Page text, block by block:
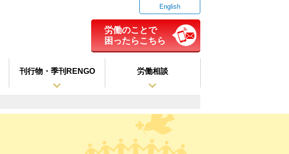
English
労働のことで
困ったらこちら
刊行物・季刊RENGO 労働相談